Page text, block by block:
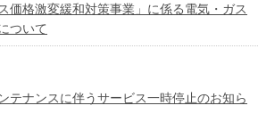
価格激変緩和対策事業」に係る電気・ガス
ついて
テナンスに伴うサービス一時停止のお知ら